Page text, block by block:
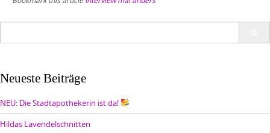
Neueste Beiträge
NEU: Die Stadtapothekerin ist da!
Hildas Lavendelschnitten